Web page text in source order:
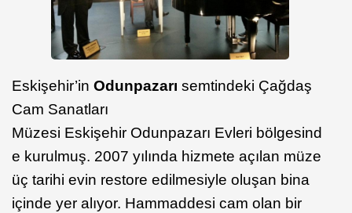
Eskişehir’in Odunpazarı semtindeki Çağdaş
Cam Sanatları
Müzesi Eskişehir Odunpazarı Evleri bölgesind
e kurulmuş. 2007 yılında hizmete açılan müze
üç tarihi evin restore edilmesiyle oluşan bina
içinde yer alıyor. Hammaddesi cam olan bir